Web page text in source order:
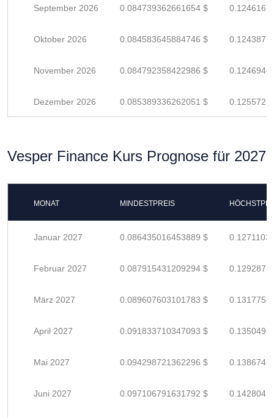
September 2026 0.084739362661654 $
Oktober 2026 0.084583645884746 $
November 2026 0.084792358422986 $
Dezember 2026 0.085389336262051 $
Vesper Finance Kurs Prognose für 2027
MONAT MINDESTPREIS
Januar 2027 0.086435016453889 $
Februar 2027 0.087915431209294 $
März 2027 0.089607603101783 $
April 2027 0.091833710347093 $
Mai 2027 0.094298721362296 $
Juni 2027 0.097106791631792 $